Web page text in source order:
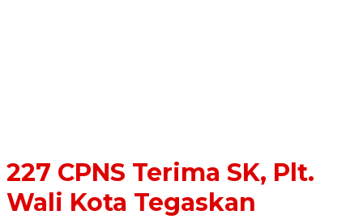
227 CPNS Terima SK, Plt.
Wali Kota Tegaskan